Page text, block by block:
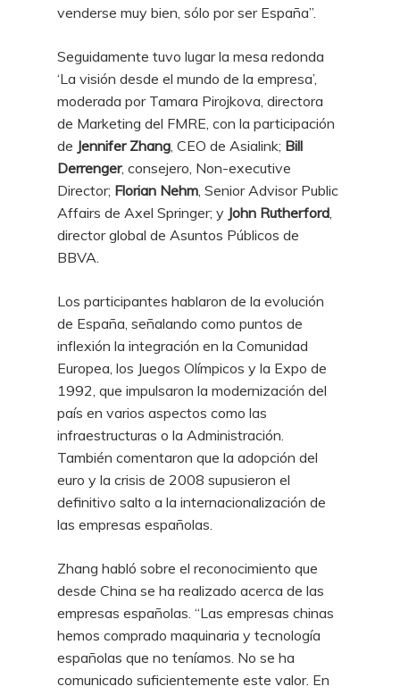
venderse muy bien, sólo por ser España”.
Seguidamente tuvo lugar la mesa redonda
‘La visión desde el mundo de la empresa’,
moderada por Tamara Pirojkova, directora
de Marketing del FMRE, con la participación
de Jennifer Zhang , CEO de Asialink; Bill
Derrenger, consejero, Non-executive
Director; Florian Nehm , Senior Advisor Public
Affairs de Axel Springer; y John Rutherford
director global de Asuntos Públicos de
BBVA.
Los participantes hablaron de la evolución
de España, señalando como puntos de
inflexión la integración en la Comunidad
Europea, los Juegos Olímpicos y la Expo de
1992, que impulsaron la modernización del
país en varios aspectos como las
infraestructuras o la Administración.
También comentaron que la adopción del
euro y la crisis de 2008 supusieron el
definitivo salto a la internacionalización de
las empresas españolas.
Zhang habló sobre el reconocimiento que
desde China se ha realizado acerca de las
empresas españolas. “Las empresas chinas
hemos comprado maquinaria y tecnología
españolas que no teníamos. No se ha
comunicado suficientemente este valor. En